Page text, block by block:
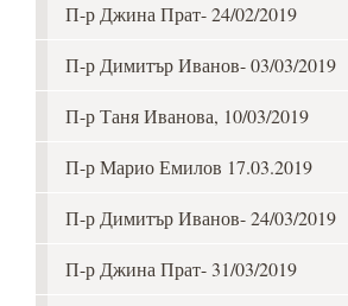
П-р Джина Прат- 24/02/2019
П-р Димитър Иванов- 03/03/2019
П-р Таня Иванова, 10/03/2019
П-р Марио Емилов 17.03.2019
П-р Димитър Иванов- 24/03/2019
П-р Джина Прат- 31/03/2019